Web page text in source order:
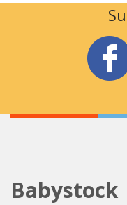
Babystock